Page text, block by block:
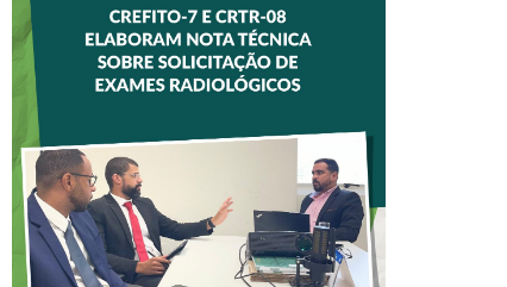
CREFITO-7 E
CRTR-08 INICIAM
NOTA TÉCNICA
SOLICITAÇÃO DE
EXAMES
RADIOLÓGICOS